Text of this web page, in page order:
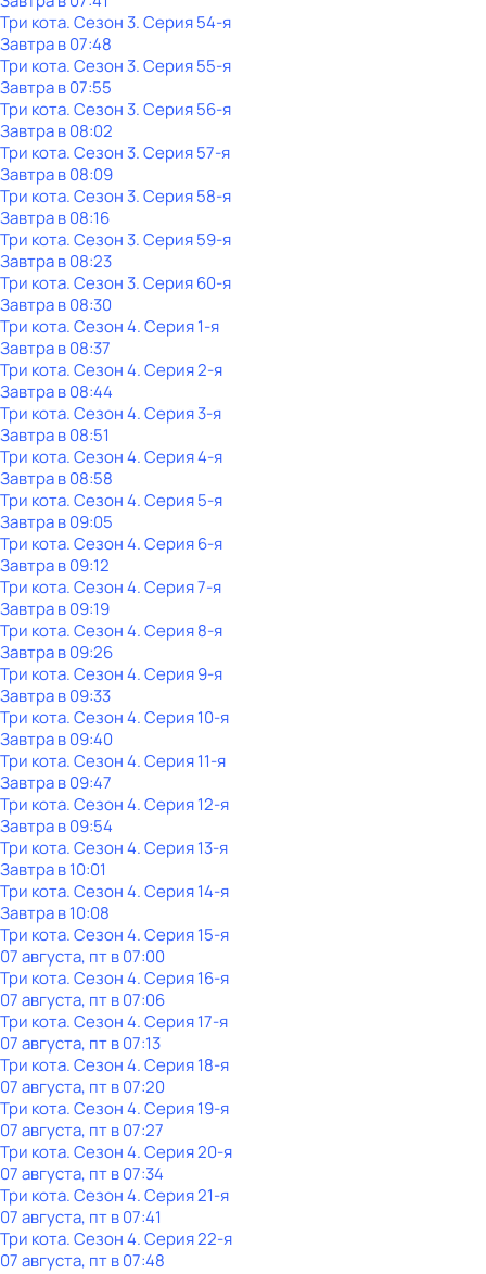
Три кота. Сезон 3. Серия 54-я
Завтра в 07:48
Три кота. Сезон 3. Серия 55-я
Завтра в 07:55
Три кота. Сезон 3. Серия 56-я
Завтра в 08:02
Три кота. Сезон 3. Серия 57-я
Завтра в 08:09
Три кота. Сезон 3. Серия 58-я
Завтра в 08:16
Три кота. Сезон 3. Серия 59-я
Завтра в 08:23
Три кота. Сезон 3. Серия 60-я
Завтра в 08:30
Три кота. Сезон 4. Серия 1-я
Завтра в 08:37
Три кота. Сезон 4. Серия 2-я
Завтра в 08:44
Три кота. Сезон 4. Серия 3-я
Завтра в 08:51
Три кота. Сезон 4. Серия 4-я
Завтра в 08:58
Три кота. Сезон 4. Серия 5-я
Завтра в 09:05
Три кота. Сезон 4. Серия 6-я
Завтра в 09:12
Три кота. Сезон 4. Серия 7-я
Завтра в 09:19
Три кота. Сезон 4. Серия 8-я
Завтра в 09:26
Три кота. Сезон 4. Серия 9-я
Завтра в 09:33
Три кота. Сезон 4. Серия 10-я
Завтра в 09:40
Три кота. Сезон 4. Серия 11-я
Завтра в 09:47
Три кота. Сезон 4. Серия 12-я
Завтра в 09:54
Три кота. Сезон 4. Серия 13-я
Завтра в 10:01
Три кота. Сезон 4. Серия 14-я
Завтра в 10:08
Три кота. Сезон 4. Серия 15-я
07 августа, пт в 07:00
Три кота. Сезон 4. Серия 16-я
07 августа, пт в 07:06
Три кота. Сезон 4. Серия 17-я
07 августа, пт в 07:13
Три кота. Сезон 4. Серия 18-я
07 августа, пт в 07:20
Три кота. Сезон 4. Серия 19-я
07 августа, пт в 07:27
Три кота. Сезон 4. Серия 20-я
07 августа, пт в 07:34
Три кота. Сезон 4. Серия 21-я
07 августа, пт в 07:41
Три кота. Сезон 4. Серия 22-я
07 августа, пт в 07:48